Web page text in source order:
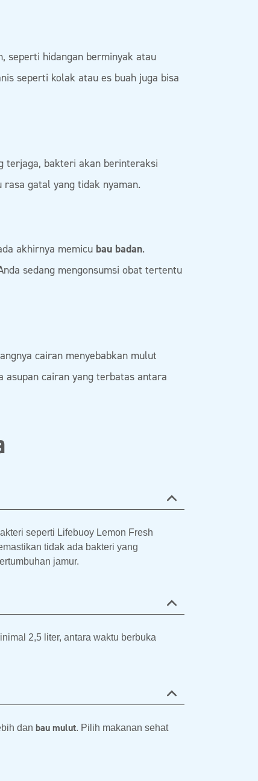
seperti hidangan berminyak atau
seperti kolak atau es buah juga bisa
terjaga, bakteri akan berinteraksi
gatal yang tidak nyaman.
akhirnya memicu bau badan.
sedang mengonsumsi obat tertentu
cairan menyebabkan mulut
cairan yang terbatas antara
seperti Lifebuoy Lemon Fresh
tidak ada bakteri yang
jamur.
2,5 liter, antara waktu berbuka
dan bau mulut. Pilih makanan sehat